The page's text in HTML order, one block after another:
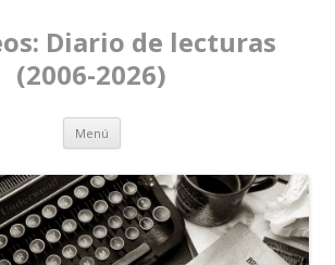
Diario de lecturas
(2006-2026)
Menú Ir al contenido